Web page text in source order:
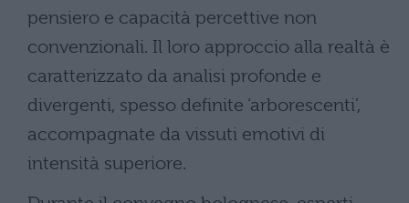
pensiero e capacità percettive non
convenzionali. Il loro approccio alla realtà è
caratterizzato da analisi profonde e
divergenti, spesso definite ‘arborescenti’,
accompagnate da vissuti emotivi di
intensità superiore.